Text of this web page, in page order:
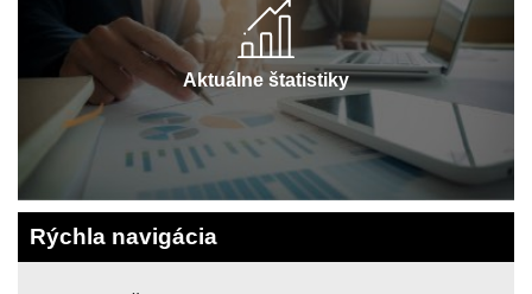
Aktuálne štatistiky
Rýchla navigácia